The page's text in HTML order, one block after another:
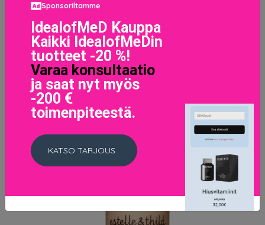
LISÄTIETOJA
Sponsoriltamme
IdealofMeD Kauppa
Kaikki IdealofMeDin
tuotteet -20 %!
Varaa konsultaatio
ja saat nyt myös
-200 €
toimenpiteestä.
KATSO TARJOUS